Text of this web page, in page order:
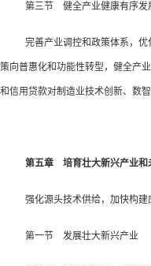
第三节 健全产业健康有序发
完善产业调控和政策体系，
策向普惠化和功能性转型，健全产
和信用贷款对制造业技术创新、数
第五章 培育壮大新兴产业和
强化源头技术供给，加快构
第一节 发展壮大新兴产业